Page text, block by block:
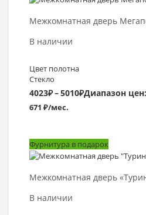
Межкомнатная дверь
В наличии
Цвет полотна
Стекло
4023₽–5010₽Диапазон
671 ₽/мес.
Фурнитура в подарок
Межкомнатная дверь
В наличии